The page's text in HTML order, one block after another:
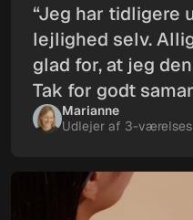
“Jeg har tidligere
lejlighed selv.
glad for, at jeg
Tak for godt
Marianne
Udlejer af 3-